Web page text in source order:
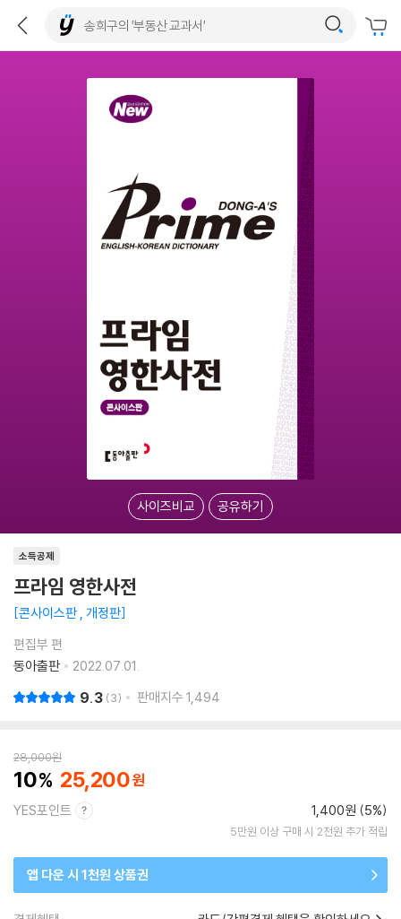
사이즈비교 공유하기
소득공제
프라임 영한사전
콘사이스판 , 개정판
편집부 편
동아출판
2022.07.01.
9.3 3 판매지수 1,494
28,000원
10 25,200
YES포인트 1,400원 (5%)
5만원 이상 구매 시 2천원 추가 적립
앱 다운 시 1천원 상품권